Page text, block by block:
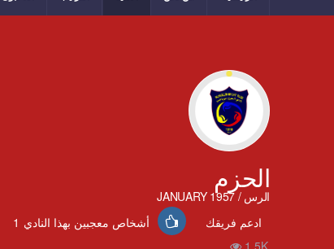
الحزم
الرس / JANUARY 1957
ادعم فريقك
أشخاص معجبين بهذا النادي 1
1.5K